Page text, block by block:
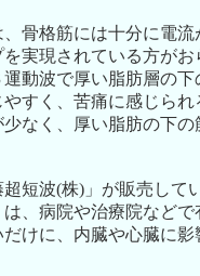
骨格筋には十分に電
実現されている方が
動波で厚い脂肪層の
すく、苦痛に感じら
なく、厚い脂肪の下
短波(株)」が販売して
、病院や治療院など
けに、内臓や心臓に